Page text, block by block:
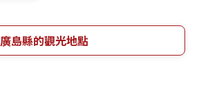
廣島縣的觀光地點